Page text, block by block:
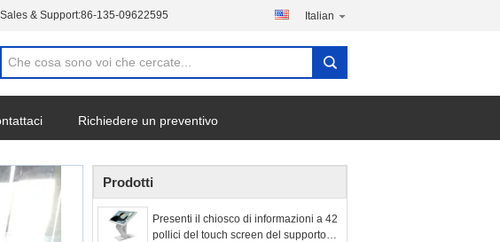
Sales & Support:86-135-09622595 Italian
Richiedere un preventivo
Prodotti
Presenti il chiosco di informazioni a 42
pollici del touch screen del supporto